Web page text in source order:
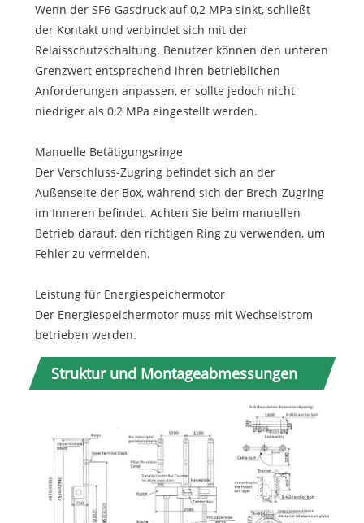
Wenn der SF6-Gasdruck auf 0,2 MPa sinkt, schließt
der Kontakt und verbindet sich mit der
Relaisschutzschaltung. Benutzer können den unteren
Grenzwert entsprechend ihren betrieblichen
Anforderungen anpassen, er sollte jedoch nicht
niedriger als 0,2 MPa eingestellt werden.
Manuelle Betätigungsringe
Der Verschluss-Zugring befindet sich an der
Außenseite der Box, während sich der Brech-Zugring
im Inneren befindet. Achten Sie beim manuellen
Betrieb darauf, den richtigen Ring zu verwenden, um
Fehler zu vermeiden.
Leistung für Energiespeichermotor
Der Energiespeichermotor muss mit Wechselstrom
betrieben werden.
Struktur und Montageabmessungen